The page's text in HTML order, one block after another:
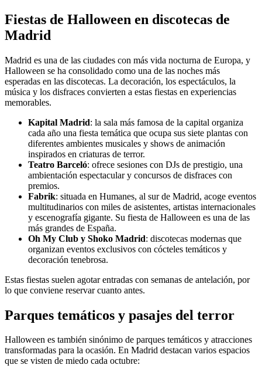
Fiestas de Halloween en discotecas de
Madrid
Madrid es una de las ciudades con más vida nocturna de Europa, y
Halloween se ha consolidado como una de las noches más
esperadas en las discotecas. La decoración, los espectáculos, la
música y los disfraces convierten a estas fiestas en experiencias
memorables.
Kapital Madrid: la sala más famosa de la capital organiza
cada año una fiesta temática que ocupa sus siete plantas con
diferentes ambientes musicales y shows de animación
inspirados en criaturas de terror.
Teatro Barceló: ofrece sesiones con DJs de prestigio, una
ambientación espectacular y concursos de disfraces con
premios.
Fabrik: situada en Humanes, al sur de Madrid, acoge eventos
multitudinarios con miles de asistentes, artistas internacionales
y escenografía gigante. Su fiesta de Halloween es una de las
más grandes de España.
Oh My Club y Shoko Madrid: discotecas modernas que
organizan eventos exclusivos con cócteles temáticos y
decoración tenebrosa.
Estas fiestas suelen agotar entradas con semanas de antelación, por
lo que conviene reservar cuanto antes.
Parques temáticos y pasajes del terror
Halloween es también sinónimo de parques temáticos y atracciones
transformadas para la ocasión. En Madrid destacan varios espacios
que se visten de miedo cada octubre: